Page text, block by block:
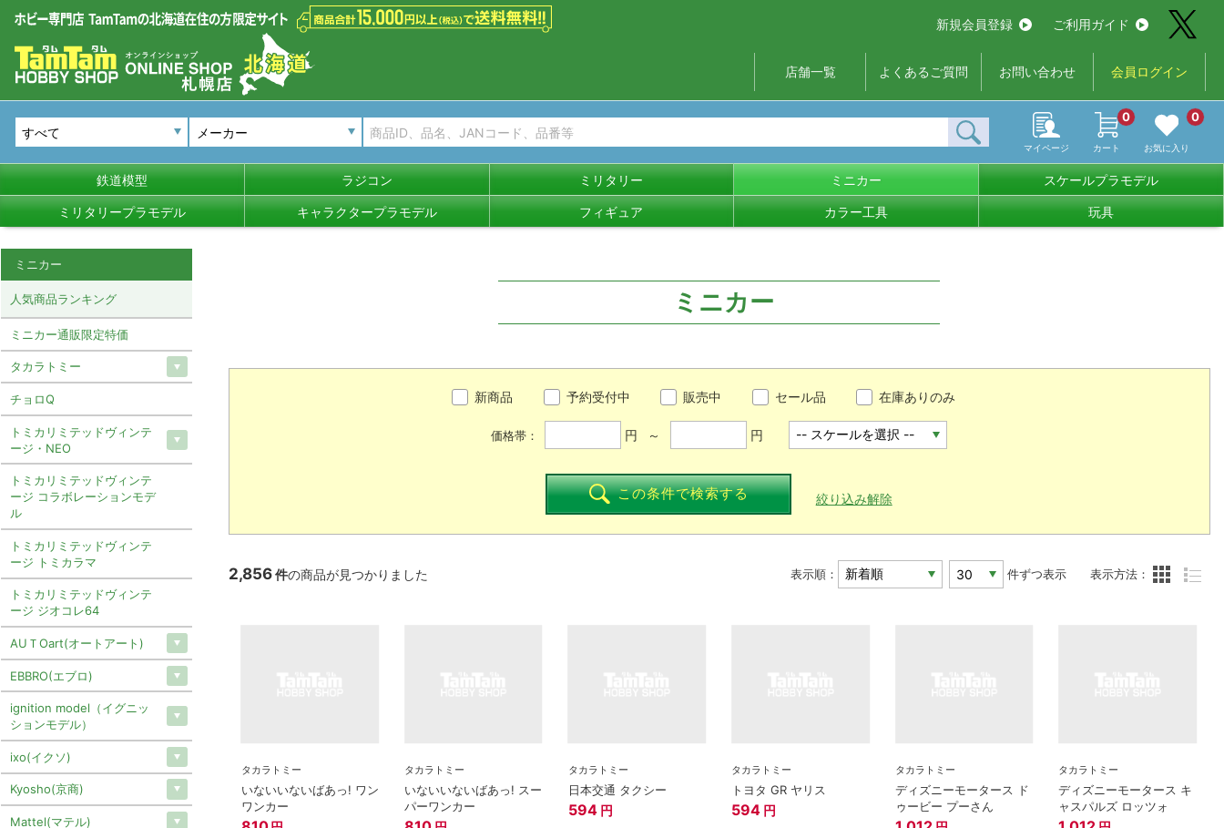
新規会員登録 ご利用ガイド
店舗一覧 よくあるご質問 お問い合わせ 会員ログイン
メーカー
マイページ カート
0
お気に入り
0
鉄道模型 ラジコン ミリタリー ミニカー スケールプラモデル
ミリタリープラモデル キャラクタープラモデル フィギュア カラー工具 玩具
ミニカー
新商品 予約受付中 販売中 セール品 在庫ありのみ
価格帯： 円 ～ 円
この条件で検索する 絞り込み解除
2,856件の商品が見つかりました 表示順： 件ずつ表示 表示方法：
タカラトミー
いないいないばあっ! ワン
ワンカー
タカラトミー
いないいないばあっ! スー
パーワンカー
タカラトミー
日本交通 タクシー
594 円
タカラトミー
トヨタ GR ヤリス
594 円
タカラトミー
ディズニーモータース ド
ゥービー プーさん
タカラトミー
ディズニーモータース キ
ャスパルズ ロッツォ
ミニカー
人気商品ランキング
ミニカー通販限定特価
タカラトミー
チョロQ
トミカリミテッドヴィンテ
ージ・NEO
トミカリミテッドヴィンテ
ージ コラボレーションモデ
ル
トミカリミテッドヴィンテ
ージ トミカラマ
トミカリミテッドヴィンテ
ージ ジオコレ64
AUＴOart(オートアート)
EBBRO(エブロ)
ignition model（イグニッ
ションモデル）
ixo(イクソ)
Kyosho(京商)
Mattel(マテル)